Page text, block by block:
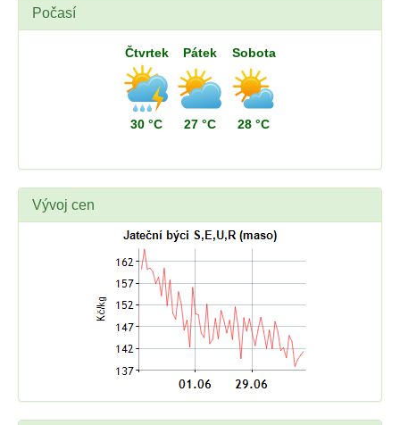
Počasí
Čtvrtek
30 °C
Pátek
27 °C
Sobota
28 °C
Vývoj cen